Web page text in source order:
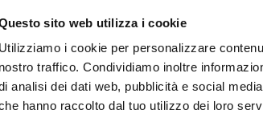
sito web utilizza i cookie
Utilizziamo i cookie per personalizzare
nostro traffico. Condividiamo inoltre
analisi dei dati web, pubblicità e social
hanno raccolto dal tuo utilizzo dei loro
NON ISCRITTI ADCEC